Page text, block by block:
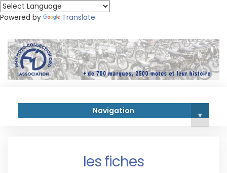
Powered by Translate
Navigation ▾
les fiches